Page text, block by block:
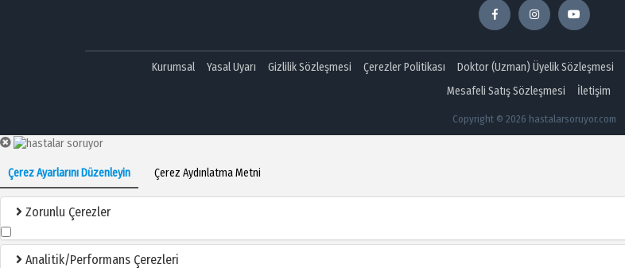
Kurumsal Yasal Uyarı Gizlilik Sözleşmesi Çerezler Politikası Doktor (Uzman) Üyelik Sözleşmesi
Mesafeli Satış Sözleşmesi
İletişim
Copyright © 2026 hastalarsoruyor.com
Çerez Ayarlarını Düzenleyin Çerez Aydınlatma Metni
Zorunlu Çerezler
Analitik/Performans Çerezleri